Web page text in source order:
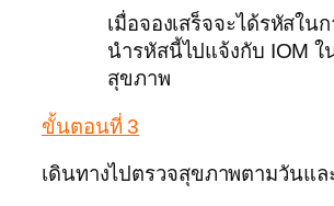
เมื่อจองเสร็จจะได้รหัสใน
นำรหัสนี้ไปแจ้งกับ IOM ใ
สุขภาพ
ขั้นตอนที่ 3
เดินทางไปตรวจสุขภาพตามวันแล